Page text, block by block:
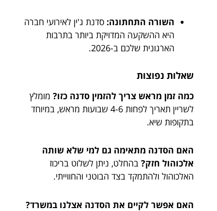
השורה התחתונה: סדנת ג'ין לאירועי חברה
היא ההשקעה המדויקת ביותר בתרבות
הארגונית שלכם ב-2026.
שאלות נפוצות
כמה זמן מראש צריך להזמין סדנה כזו? מומלץ
לשריין תאריך לפחות 4-6 שבועות מראש, במיוחד
בתקופות שיא.
האם הסדנה מתאימה גם למי שלא שותה
אלכוהול חזק? בהחלט, ניתן לשלוט בריכוז
האלכוהול ולהתמקד בצד הבוטני והחווייתי.
האם אפשר לקיים את הסדנה אצלנו במשרד?